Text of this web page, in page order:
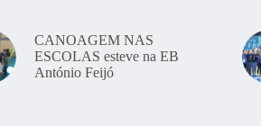
CANOAGEM NAS
ESCOLAS esteve na EB
António Feijó